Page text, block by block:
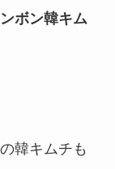
ボン韓キム
韓キムチも